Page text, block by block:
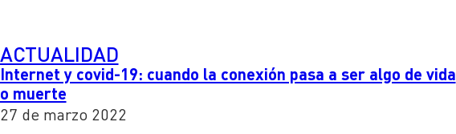
ACTUALIDAD
Internet y covid-19: cuando la conexión pasa a ser algo de vida
o muerte
27 de marzo 2022